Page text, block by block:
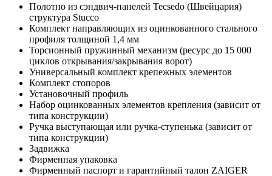
Полотно из сэндвич-панелей Tecsedo (Швейцария)
структура Stucco
Комплект направляющих из оцинкованного стального
профиля толщиной 1,4 мм
Торсионный пружинный механизм (ресурс до 15 000
циклов открывания/закрывания ворот)
Универсальный комплект крепежных элементов
Комплект стопоров
Установочный профиль
Набор оцинкованных элементов крепления (зависит от
типа конструкции)
Ручка выступающая или ручка-ступенька (зависит от
типа конструкции)
Задвижка
Фирменная упаковка
Фирменный паспорт и гарантийный талон ZAIGER